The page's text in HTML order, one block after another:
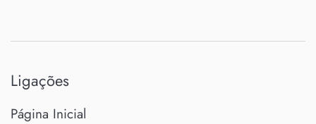
Ligações
Página Inicial